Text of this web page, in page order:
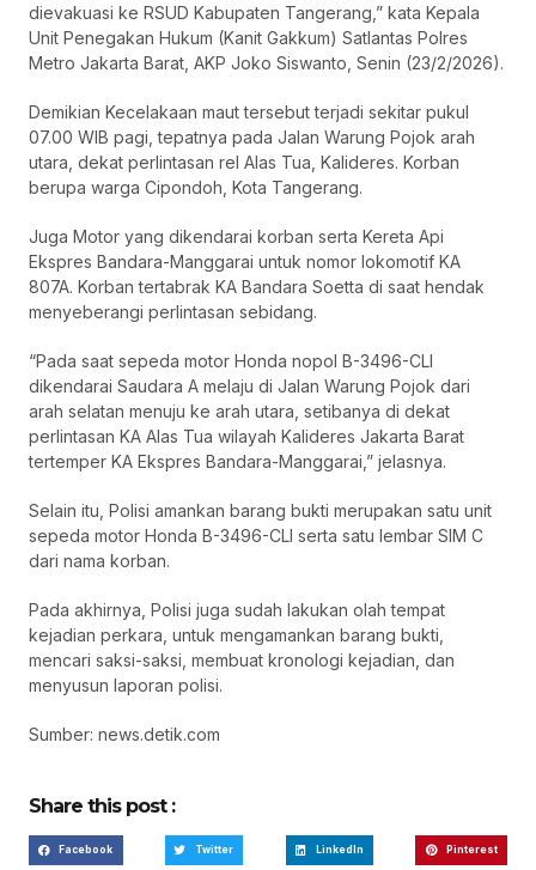
dievakuasi ke RSUD Kabupaten Tangerang,” kata Kepala
Unit Penegakan Hukum (Kanit Gakkum) Satlantas Polres
Metro Jakarta Barat, AKP Joko Siswanto, Senin (23/2/2026).
Demikian Kecelakaan maut tersebut terjadi sekitar pukul
07.00 WIB pagi, tepatnya pada Jalan Warung Pojok arah
utara, dekat perlintasan rel Alas Tua, Kalideres. Korban
berupa warga Cipondoh, Kota Tangerang.
Juga Motor yang dikendarai korban serta Kereta Api
Ekspres Bandara-Manggarai untuk nomor lokomotif KA
807A. Korban tertabrak KA Bandara Soetta di saat hendak
menyeberangi perlintasan sebidang.
“Pada saat sepeda motor Honda nopol B-3496-CLI
dikendarai Saudara A melaju di Jalan Warung Pojok dari
arah selatan menuju ke arah utara, setibanya di dekat
perlintasan KA Alas Tua wilayah Kalideres Jakarta Barat
tertemper KA Ekspres Bandara-Manggarai,” jelasnya.
Selain itu, Polisi amankan barang bukti merupakan satu unit
sepeda motor Honda B-3496-CLI serta satu lembar SIM C
dari nama korban.
Pada akhirnya, Polisi juga sudah lakukan olah tempat
kejadian perkara, untuk mengamankan barang bukti,
mencari saksi-saksi, membuat kronologi kejadian, dan
menyusun laporan polisi.
Sumber: news.detik.com
Share this post :
Facebook Twitter LinkedIn Pinterest